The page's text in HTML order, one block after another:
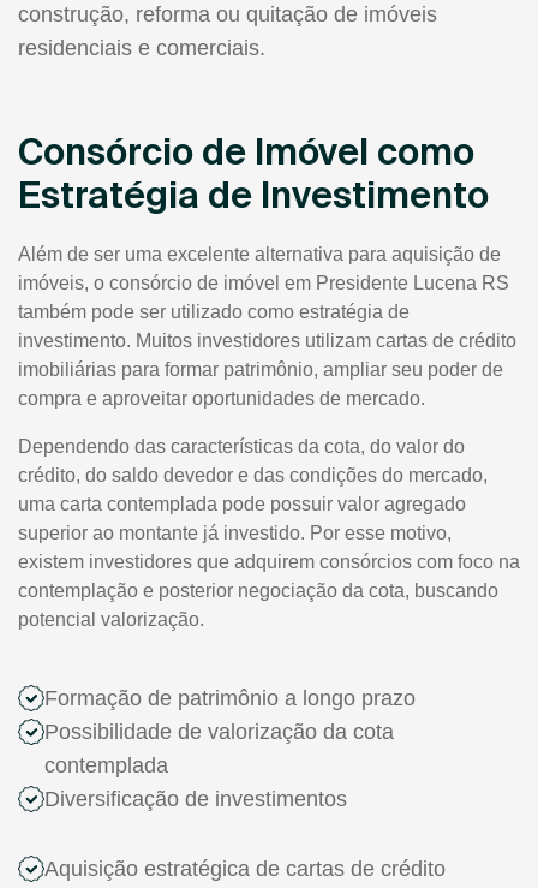
construção, reforma ou quitação de imóveis
residenciais e comerciais.
Consórcio de Imóvel como
Estratégia de Investimento
Além de ser uma excelente alternativa para aquisição de
imóveis, o consórcio de imóvel em Presidente Lucena RS
também pode ser utilizado como estratégia de
investimento. Muitos investidores utilizam cartas de crédito
imobiliárias para formar patrimônio, ampliar seu poder de
compra e aproveitar oportunidades de mercado.
Dependendo das características da cota, do valor do
crédito, do saldo devedor e das condições do mercado,
uma carta contemplada pode possuir valor agregado
superior ao montante já investido. Por esse motivo,
existem investidores que adquirem consórcios com foco na
contemplação e posterior negociação da cota, buscando
potencial valorização.
Formação de patrimônio a longo prazo
Possibilidade de valorização da cota
contemplada
Diversificação de investimentos
Aquisição estratégica de cartas de crédito